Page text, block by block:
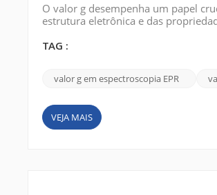
O valor g desempenha um papel
estrutura eletrônica e das
proporcionalidade entre o campo
TAG :
valor g em espectroscopia EPR
VEJA MAIS